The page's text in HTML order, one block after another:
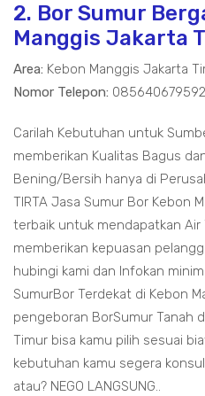
2. Bor Sumur
Manggis Jakarta
Area: Kebon Manggis Jakarta
Nomor Telepon: 085640679592
Carilah Kebutuhan untuk
memberikan Kualitas Bagus
Bening/Bersih hanya di
TIRTA Jasa Sumur Bor Kebon
terbaik untuk mendapatkan
memberikan kepuasan
hubingi kami dan Infokan
SumurBor Terdekat di Kebon
pengeboran BorSumur Tanah
Timur bisa kamu pilih sesuai
kebutuhan kamu segera
atau? NEGO LANGSUNG..